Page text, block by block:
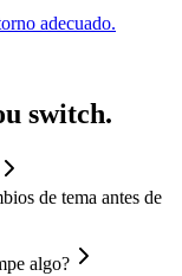
adecuado.
switch.
de tema antes de
algo?